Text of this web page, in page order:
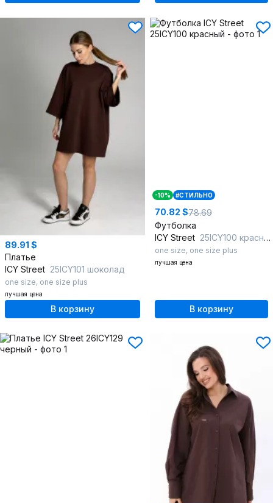
89.91 $
Платье
ICY Street 25ICY101 шоколад
one size, one size plus
лучшая цена
В корзину
-10% #СТИЛЬНО
70.82 $78.69
Футболка
ICY Street 25ICY100 красный
one size, one size plus
лучшая цена
В корзину